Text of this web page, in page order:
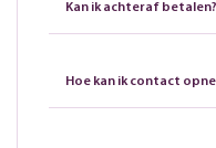
Kan ik achteraf betalen?
Hoe kan ik contact